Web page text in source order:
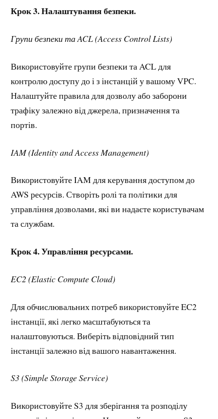
Крок 3. Налаштування безпеки.
Групи безпеки та ACL (Access Control Lists)
Використовуйте групи безпеки та ACL для
контролю доступу до і з інстанцій у вашому VPC.
Налаштуйте правила для дозволу або заборони
трафіку залежно від джерела, призначення та
портів.
IAM (Identity and Access Management)
Використовуйте IAM для керування доступом до
AWS ресурсів. Створіть ролі та політики для
управління дозволами, які ви надаєте користувачам
та службам.
Крок 4. Управління ресурсами.
EC2 (Elastic Compute Cloud)
Для обчислювальних потреб використовуйте EC2
інстанції, які легко масштабуються та
налаштовуються. Виберіть відповідний тип
інстанції залежно від вашого навантаження.
S3 (Simple Storage Service)
Використовуйте S3 для зберігання та розподілу